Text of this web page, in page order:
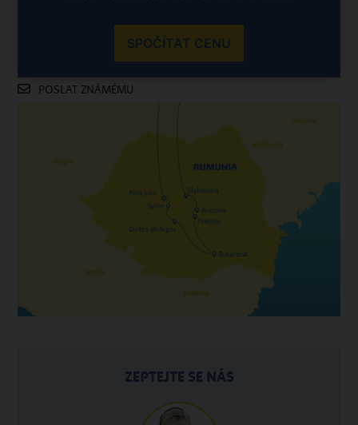
SPOČÍTAT CENU
POSLAT ZNÁMÉMU
ZEPTEJTE SE NÁS